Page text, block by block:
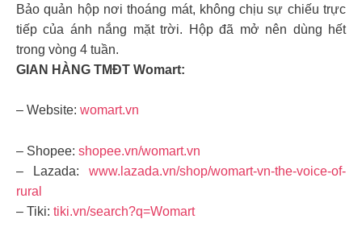
Bảo quản hộp nơi thoáng mát, không chịu sự chiếu trực
tiếp của ánh nắng mặt trời. Hộp đã mở nên dùng hết
trong vòng 4 tuần.
GIAN HÀNG TMĐT Womart:
– Website: womart.vn
– Shopee: shopee.vn/womart.vn
– Lazada: www.lazada.vn/shop/womart-vn-the-voice-of-
rural
– Tiki: tiki.vn/search?q=Womart